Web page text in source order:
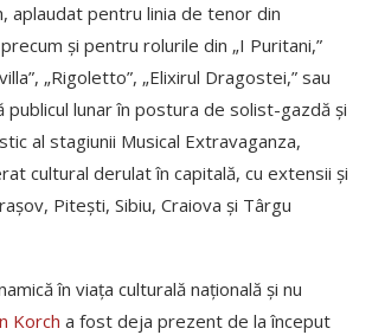
aplaudat pentru linia de tenor din
şi pentru rolurile din „I Puritani,”
„Rigoletto”, „Elixirul Dragostei,” sau
publicul lunar în postura de solist-gazdă şi
al stagiunii Musical Extravaganza,
cultural derulat în capitală, cu extensii şi
Piteşti, Sibiu, Craiova şi Târgu
în viaţa culturală naţională şi nu
Korch a fost deja prezent de la început